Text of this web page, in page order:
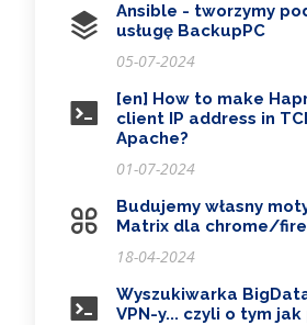
Ansible - tworzymy
usługę BackupPC
05-07-2024
[en] How to make
client IP address in
Apache?
01-07-2024
Budujemy własny
Matrix dla chrome/
18-04-2024
Wyszukiwarka
VPN-y... czyli o tym jak